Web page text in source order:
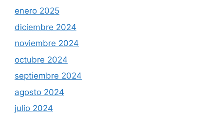
enero 2025
diciembre 2024
noviembre 2024
octubre 2024
septiembre 2024
agosto 2024
julio 2024